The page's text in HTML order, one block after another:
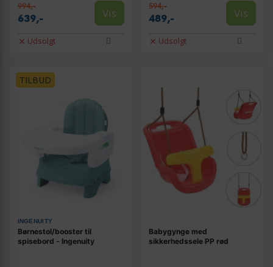
994,-
639,- Vis
Udsolgt
594,-
489,- Vis
Udsolgt
TILBUD
INGENUITY
Børnestol/booster til
spisebord - Ingenuity
Babygynge med
sikkerhedssele PP rød